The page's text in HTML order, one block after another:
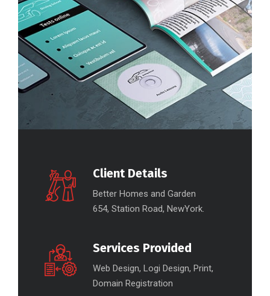
Client Details
Better Homes and Garden
654, Station Road, NewYork.
Services Provided
Web Design, Logi Design, Print,
Domain Registration